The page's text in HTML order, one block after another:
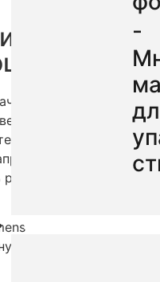
-
Решение для упаковки
для
для тех, кто хочет
для этой машины
пакетов эта
50 грамм и
клиентов!